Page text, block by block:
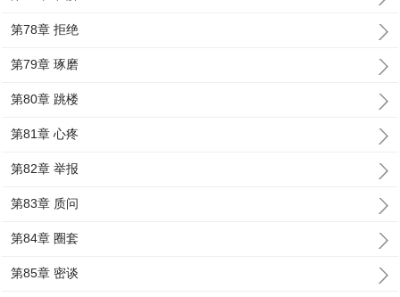
第78章 拒绝
第79章 琢磨
第80章 跳楼
第81章 心疼
第82章 举报
第83章 质问
第84章 圈套
第85章 密谈